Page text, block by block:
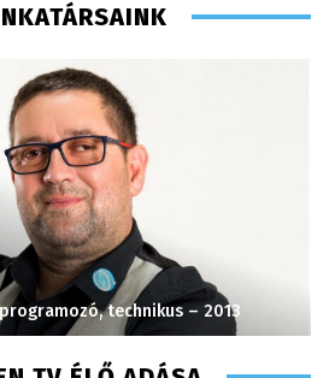
technikus – 2013